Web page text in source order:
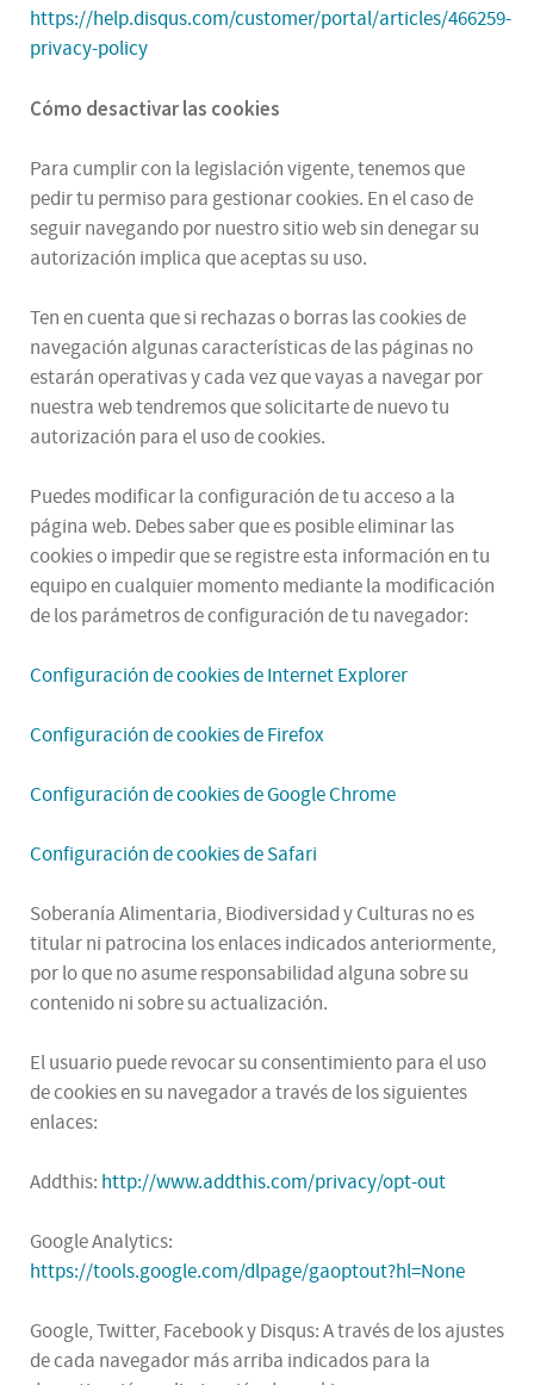
https://help.disqus.com/customer/portal/articles/466259-
privacy-policy
Cómo desactivar las cookies
Para cumplir con la legislación vigente, tenemos que
pedir tu permiso para gestionar cookies. En el caso de
seguir navegando por nuestro sitio web sin denegar su
autorización implica que aceptas su uso.
Ten en cuenta que si rechazas o borras las cookies de
navegación algunas características de las páginas no
estarán operativas y cada vez que vayas a navegar por
nuestra web tendremos que solicitarte de nuevo tu
autorización para el uso de cookies.
Puedes modificar la configuración de tu acceso a la
página web. Debes saber que es posible eliminar las
cookies o impedir que se registre esta información en tu
equipo en cualquier momento mediante la modificación
de los parámetros de configuración de tu navegador:
Configuración de cookies de Internet Explorer
Configuración de cookies de Firefox
Configuración de cookies de Google Chrome
Configuración de cookies de Safari
Soberanía Alimentaria, Biodiversidad y Culturas no es
titular ni patrocina los enlaces indicados anteriormente,
por lo que no asume responsabilidad alguna sobre su
contenido ni sobre su actualización.
El usuario puede revocar su consentimiento para el uso
de cookies en su navegador a través de los siguientes
enlaces:
Addthis: http://www.addthis.com/privacy/opt-out
Google Analytics:
https://tools.google.com/dlpage/gaoptout?hl=None
Google, Twitter, Facebook y Disqus: A través de los ajustes
de cada navegador más arriba indicados para la